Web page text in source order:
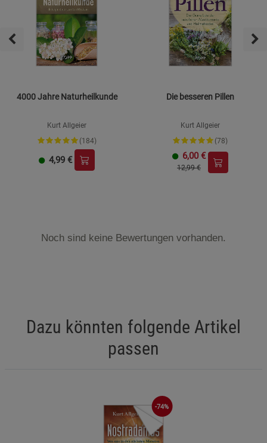
4000 Jahre Naturheilkunde
Kurt Allgeier
(184)
4,99 €
Die besseren Pillen
Kurt Allgeier
(78)
6,00 €
12,99 €
Noch sind keine Bewertungen vorhanden.
Dazu könnten folgende Artikel
passen
-74%